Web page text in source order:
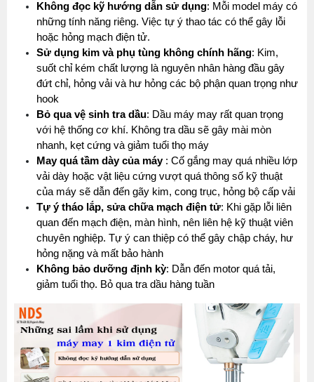
Không đọc kỹ hướng dẫn sử dụng: Mỗi model máy có
những tính năng riêng. Việc tự ý thao tác có thể gây lỗi
hoặc hỏng mạch điện tử.
Sử dụng kim và phụ tùng không chính hãng: Kim,
suốt chỉ kém chất lượng là nguyên nhân hàng đầu gây
đứt chỉ, hỏng vải và hư hỏng các bộ phận quan trọng như
hook
Bỏ qua vệ sinh tra dầu: Dầu máy may rất quan trọng
với hệ thống cơ khí. Không tra dầu sẽ gây mài mòn
nhanh, kẹt cứng và giảm tuổi thọ máy
May quá tầm dày của máy : Cố gắng may quá nhiều lớp
vải dày hoặc vật liệu cứng vượt quá thông số kỹ thuật
của máy sẽ dẫn đến gãy kim, cong trục, hỏng bộ cấp vải
Tự ý tháo lắp, sửa chữa mạch điện tử: Khi gặp lỗi liên
quan đến mạch điện, màn hình, nên liên hệ kỹ thuật viên
chuyên nghiệp. Tự ý can thiệp có thể gây chập cháy, hư
hỏng nặng và mất bảo hành
Không bảo dưỡng định kỳ: Dẫn đến motor quá tải,
giảm tuổi thọ. Bỏ qua tra dầu hàng tuần